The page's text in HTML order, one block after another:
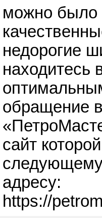
можно было
недорогие
находитесь
обращение
сайт
адресу:
https://